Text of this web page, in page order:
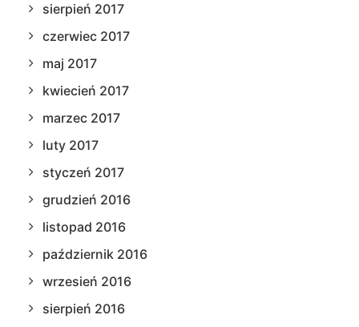
sierpień 2017
czerwiec 2017
maj 2017
kwiecień 2017
marzec 2017
luty 2017
styczeń 2017
grudzień 2016
listopad 2016
październik 2016
wrzesień 2016
sierpień 2016